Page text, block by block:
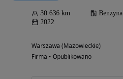
30 636 km Benzyna
2022
Warszawa (Mazowieckie)
Firma • Opublikowano